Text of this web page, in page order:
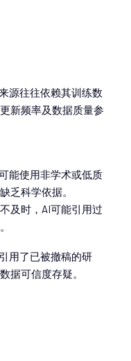
源往往依赖其训练数
新频率及数据质量参
能使用非学术或低质
乏科学依据。
及时，AI可能引用过
用了已被撤稿的研
据可信度存疑。